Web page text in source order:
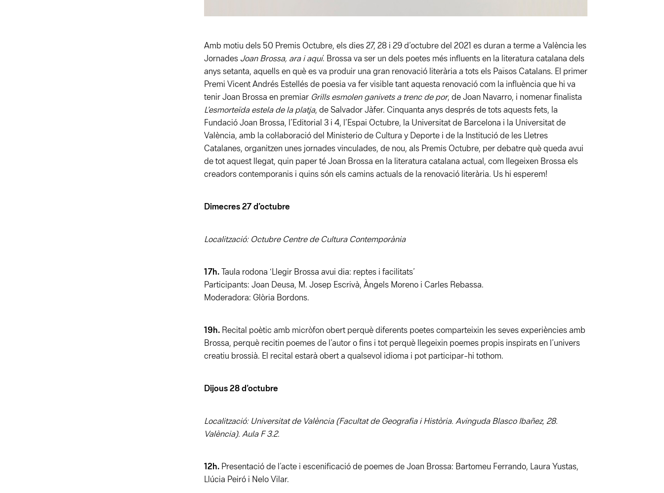
Amb motiu dels 50 Premis Octubre, els dies 27, 28 i 29 d’octubre del 2021 es duran a terme a València les
Jornades Joan Brossa, ara i aquí. Brossa va ser un dels poetes més influents en la literatura catalana dels
anys setanta, aquells en què es va produir una gran renovació literària a tots els Països Catalans. El primer
Premi Vicent Andrés Estellés de poesia va fer visible tant aquesta renovació com la influència que hi va
tenir Joan Brossa en premiar Grills esmolen ganivets a trenc de por, de Joan Navarro, i nomenar finalista
L’esmorteïda estela de la platja, de Salvador Jàfer. Cinquanta anys després de tots aquests fets, la
Fundació Joan Brossa, l’Editorial 3 i 4, l’Espai Octubre, la Universitat de Barcelona i la Universitat de
València, amb la col·laboració del Ministerio de Cultura y Deporte i de la Institució de les Lletres
Catalanes, organitzen unes jornades vinculades, de nou, als Premis Octubre, per debatre què queda avui
de tot aquest llegat, quin paper té Joan Brossa en la literatura catalana actual, com llegeixen Brossa els
creadors contemporanis i quins són els camins actuals de la renovació literària. Us hi esperem!
Dimecres 27 d’octubre
Localització: Octubre Centre de Cultura Contemporània
17h. Taula rodona ‘Llegir Brossa avui dia: reptes i facilitats’
Participants: Joan Deusa, M. Josep Escrivà, Àngels Moreno i Carles Rebassa.
Moderadora: Glòria Bordons.
19h. Recital poètic amb micròfon obert perquè diferents poetes comparteixin les seves experiències amb
Brossa, perquè recitin poemes de l’autor o fins i tot perquè llegeixin poemes propis inspirats en l’univers
creatiu brossià. El recital estarà obert a qualsevol idioma i pot participar-hi tothom.
Dijous 28 d’octubre
Localització: Universitat de València (Facultat de Geografia i Història. Avinguda Blasco Ibañez, 28.
València). Aula F 3.2.
12h. Presentació de l’acte i escenificació de poemes de Joan Brossa: Bartomeu Ferrando, Laura Yustas,
Llúcia Peiró i Nelo Vilar.